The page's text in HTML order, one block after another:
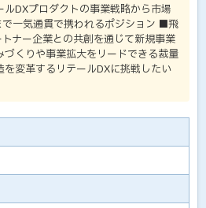
DXプロダクトの事業戦略から市場
一気通貫で携われるポジション ■飛
ナー企業との共創を通じて新規事業
くりや事業拡大をリードできる裁量
変革するリテールDXに挑戦したい